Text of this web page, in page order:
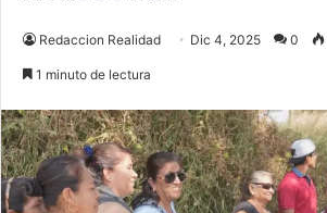
Redaccion Realidad Dic 4, 2025 0
1 minuto de lectura